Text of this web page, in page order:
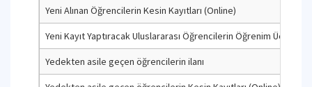
Yeni Alınan Öğrencilerin Kesin Kayıtları (Online)
Yeni Kayıt Yaptıracak Uluslararası Öğrencilerin Öğrenim Ücretinin
Yedekten asile geçen öğrencilerin ilanı